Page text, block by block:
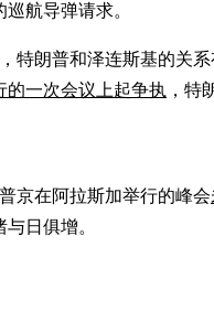
航导弹请求。
特朗普和泽连斯基的关系
的一次会议上起争执 ，特
京在阿拉斯加举行的峰会
日俱增。